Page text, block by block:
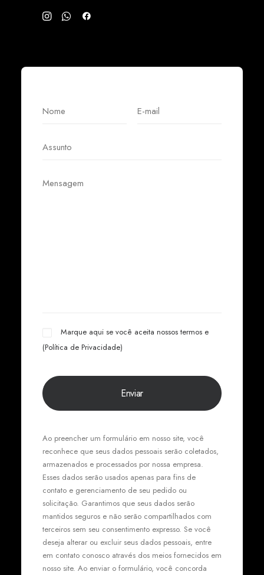
Marque aqui se você aceita nossos termos e
(Política de Privacidade)
Ao preencher um formulário em nosso site, você
reconhece que seus dados pessoais serão coletados,
armazenados e processados por nossa empresa.
Esses dados serão usados apenas para fins de
contato e gerenciamento de seu pedido ou
solicitação. Garantimos que seus dados serão
mantidos seguros e não serão compartilhados com
terceiros sem seu consentimento expresso. Se você
deseja alterar ou excluir seus dados pessoais, entre
em contato conosco através dos meios fornecidos em
nosso site. Ao enviar o formulário, você concorda